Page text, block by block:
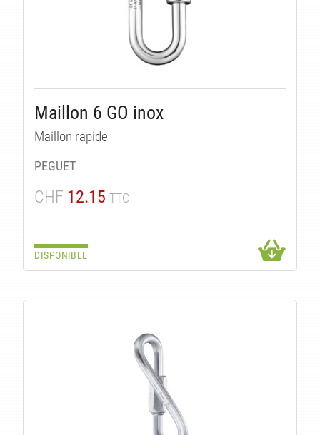
Maillon 6 GO inox
Maillon rapide
PEGUET
CHF 12.15 TTC
DISPONIBLE